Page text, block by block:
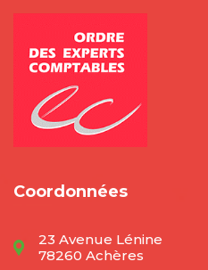
Coordonnées
23 Avenue Lénine
78260 Achères